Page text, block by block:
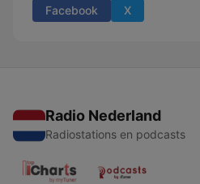
Facebook X
Radio Nederland
Radiostations en podcasts